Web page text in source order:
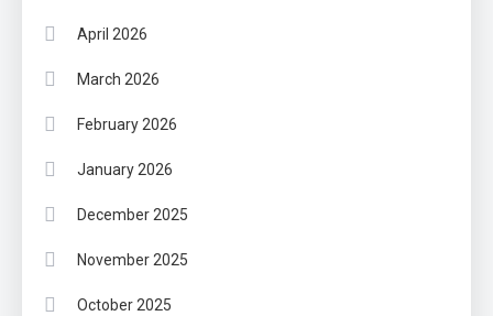
April 2026
March 2026
February 2026
January 2026
December 2025
November 2025
October 2025